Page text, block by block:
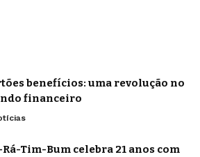
benefícios: uma revolução no
financeiro
Tim-Bum celebra 21 anos com